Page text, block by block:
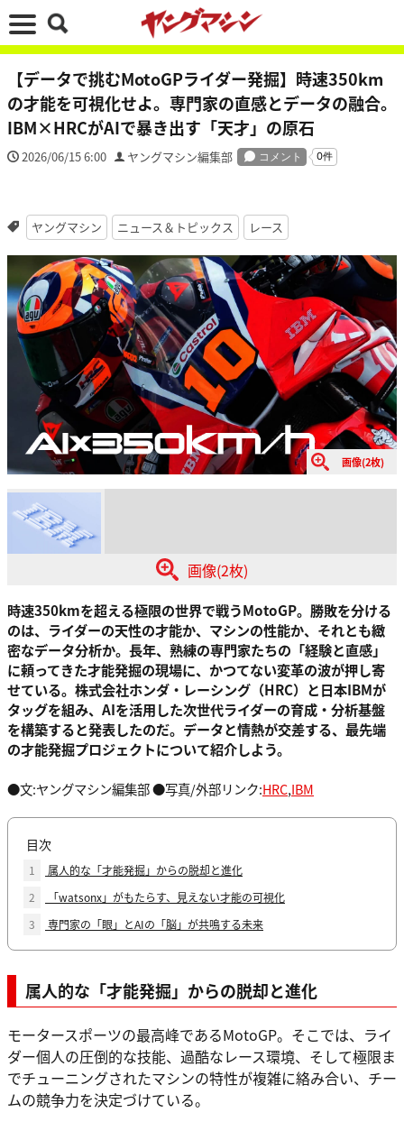
【データで挑むMotoGPライダー発掘】時速350km
の才能を可視化せよ。専門家の直感とデータの融合。
IBM×HRCがAIで暴き出す「天才」の原石
2026/06/15 6:00 ヤングマシン編集部
ヤングマシン ニュース＆トピックス レース
画像(2枚)
画像(2枚)
時速350kmを超える極限の世界で戦うMotoGP。勝敗を分ける
のは、ライダーの天性の才能か、マシンの性能か、それとも緻
密なデータ分析か。長年、熟練の専門家たちの「経験と直感」
に頼ってきた才能発掘の現場に、かつてない変革の波が押し寄
せている。株式会社ホンダ・レーシング（HRC）と日本IBMが
タッグを組み、AIを活用した次世代ライダーの育成・分析基盤
を構築すると発表したのだ。データと情熱が交差する、最先端
の才能発掘プロジェクトについて紹介しよう。
●文:ヤングマシン編集部 ●写真/外部リンク:HRC,IBM
目次
1
属人的な「才能発掘」からの脱却と進化
2
「watsonx」がもたらす、見えない才能の可視化
3
専門家の「眼」とAIの「脳」が共鳴する未来
属人的な「才能発掘」からの脱却と進化
モータースポーツの最高峰であるMotoGP。そこでは、ライ
ダー個人の圧倒的な技能、過酷なレース環境、そして極限ま
でチューニングされたマシンの特性が複雑に絡み合い、チー
ムの競争力を決定づけている。